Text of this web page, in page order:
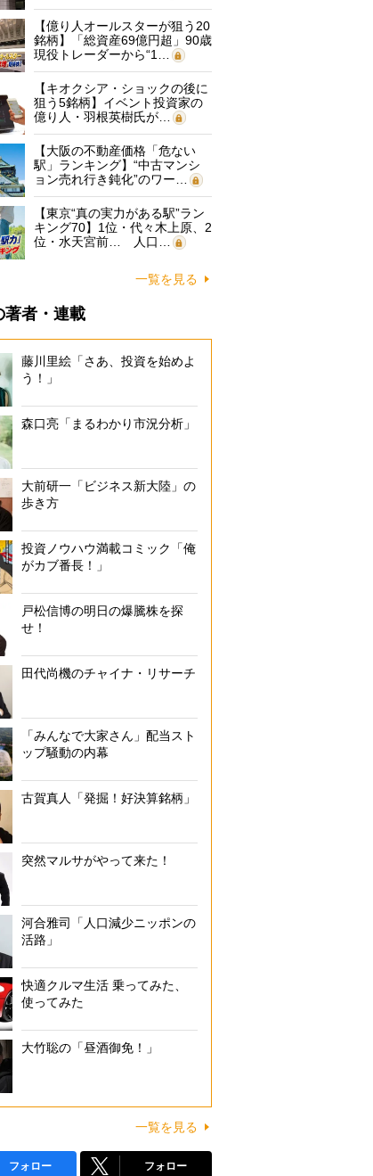
【億り人オールスターが狙う20
銘柄】「総資産69億円超」90歳
現役トレーダーから“1…
【キオクシア・ショックの後に
狙う5銘柄】イベント投資家の
億り人・羽根英樹氏が…
【大阪の不動産価格「危ない
駅」ランキング】“中古マンシ
ョン売れ行き鈍化”のワー…
【東京“真の実力がある駅”ラン
キング70】1位・代々木上原、2
位・水天宮前… 人口…
一覧を見る
著者・連載
藤川里絵「さあ、投資を始めよ
う！」
森口亮「まるわかり市況分析」
大前研一「ビジネス新大陸」の
歩き方
投資ノウハウ満載コミック「俺
がカブ番長！」
戸松信博の明日の爆騰株を探
せ！
田代尚機のチャイナ・リサーチ
「みんなで大家さん」配当スト
ップ騒動の内幕
古賀真人「発掘！好決算銘柄」
突然マルサがやって来た！
河合雅司「人口減少ニッポンの
活路」
快適クルマ生活 乗ってみた、
使ってみた
大竹聡の「昼酒御免！」
一覧を見る
フォロー フォロー